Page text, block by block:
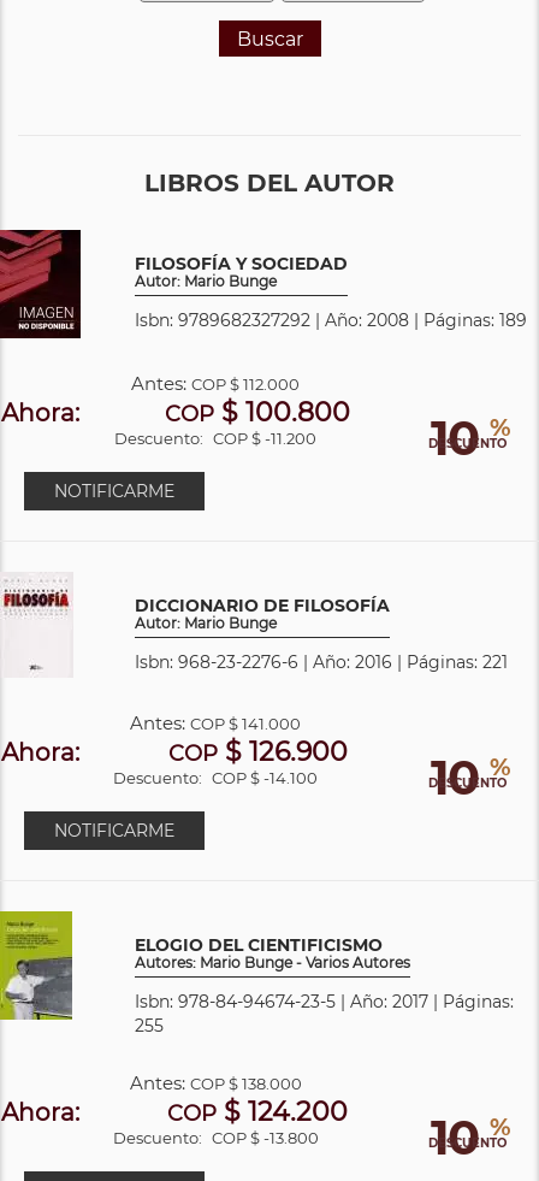
Buscar
LIBROS DEL AUTOR
FILOSOFÍA Y SOCIEDAD
Autor: Mario Bunge
Isbn: 9789682327292 | Año: 2008 | Páginas: 189
10 %
DESCUENTO
Antes:COP$ 112.000
Ahora: COP $ 100.800
Descuento: COP $ -11.200
NOTIFICARME
DICCIONARIO DE FILOSOFÍA
Autor: Mario Bunge
Isbn: 968-23-2276-6 | Año: 2016 | Páginas: 221
10 %
DESCUENTO
Antes:COP$ 141.000
Ahora: COP$ 126.900
Descuento: COP $ -14.100
NOTIFICARME
ELOGIO DEL CIENTIFICISMO
Autores: Mario Bunge - Varios Autores
Isbn: 978-84-94674-23-5 | Año: 2017 | Páginas:
255
10 %
DESCUENTO
Antes: COP$ 138.000
Ahora: COP $ 124.200
Descuento: COP $ -13.800